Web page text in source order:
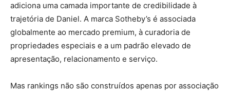
adiciona uma camada importante de credibilidade à
trajetória de Daniel. A marca Sotheby’s é associada
globalmente ao mercado premium, à curadoria de
propriedades especiais e a um padrão elevado de
apresentação, relacionamento e serviço.
Mas rankings não são construídos apenas por associação